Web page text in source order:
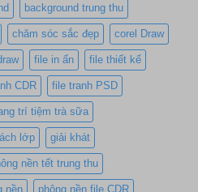
background trung thu
chăm sóc sắc đẹp corel Draw
file in ấn file thiết kế
CDR file tranh PSD
trí tiệm trà sữa
lớp giải khát
nền tết trung thu
nền phông nền file CDR